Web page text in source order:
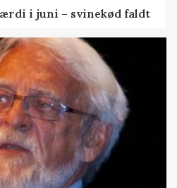
i juni – svinekød faldt